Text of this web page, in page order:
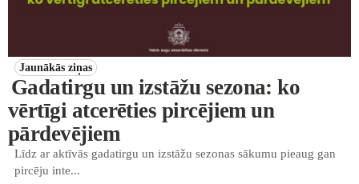
Jaunākās ziņas
Gadatirgu un izstāžu sezona: ko
vērtīgi atcerēties pircējiem un
pārdevējiem
Līdz ar aktīvās gadatirgu un izstāžu sezonas sākumu pieaug gan
pircēju inte...